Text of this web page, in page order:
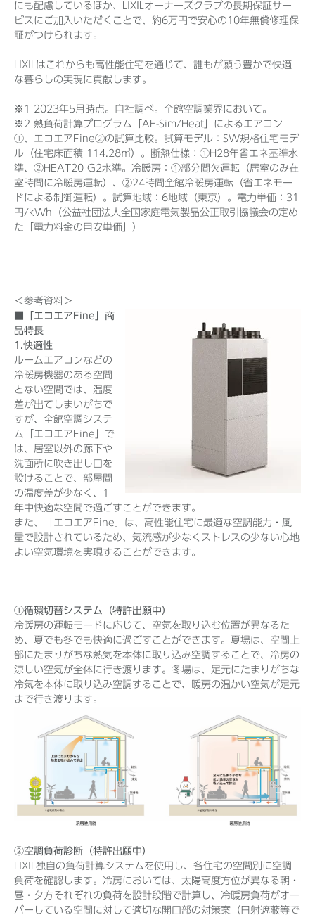
にも配慮しているほか、LIXILオーナーズクラブの長期保証サー
ビスにご加入いただくことで、約6万円で安心の10年無償修理保
証がつけられます。
LIXILはこれからも高性能住宅を通じて、誰もが願う豊かで快適
な暮らしの実現に貢献します。
※1 2023年5月時点。自社調べ。全館空調業界において。
※2 熱負荷計算プログラム「AE-Sim/Heat」によるエアコン
①、エコエアFine②の試算比較。試算モデル：SW規格住宅モデ
ル（住宅床面積 114.28㎡）。断熱仕様：①H28年省エネ基準水
準、②HEAT20 G2水準。冷暖房：①部分間欠運転（居室のみ在
室時間に冷暖房運転）、②24時間全館冷暖房運転（省エネモー
ドによる制御運転）。試算地域：6地域（東京）。電力単価：31
円/kWh（公益社団法人全国家庭電気製品公正取引協議会の定め
た「電力料金の目安単価」）
＜参考資料＞
■「エコエアFine」商
品特長
1.快適性
ルームエアコンなどの
冷暖房機器のある空間
とない空間では、温度
差が出てしまいがちで
すが、全館空調システ
ム「エコエアFine」で
は、居室以外の廊下や
洗面所に吹き出し口を
設けることで、部屋間
の温度差が少なく、1
年中快適な空間で過ごすことができます。
また、「エコエアFine」は、高性能住宅に最適な空調能力・風
量で設計されているため、気流感が少なくストレスの少ない心地
よい空気環境を実現することができます。
①循環切替システム（特許出願中）
冷暖房の運転モードに応じて、空気を取り込む位置が異なるた
め、夏でも冬でも快適に過ごすことができます。夏場は、空間上
部にたまりがちな熱気を本体に取り込み空調することで、冷房の
涼しい空気が全体に行き渡ります。冬場は、足元にたまりがちな
冷気を本体に取り込み空調することで、暖房の温かい空気が足元
まで行き渡ります。
②空調負荷診断（特許出願中）
LIXIL独自の負荷計算システムを使用し、各住宅の空間別に空調
負荷を確認します。冷房においては、太陽高度方位が異なる朝・
昼・夕方それぞれの負荷を設計段階で計算し、冷暖房負荷がオー
バーしている空間に対して適切な開口部の対策案（日射遮蔽等で